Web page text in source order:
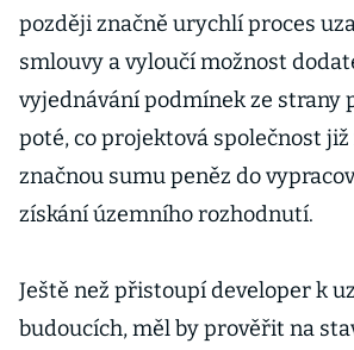
později značně urychlí proces
smlouvy a vyloučí možnost
vyjednávání podmínek ze strany
poté, co projektová společnost
značnou sumu peněz do
získání územního rozhodnutí.
Ještě než přistoupí developer k
budoucích, měl by prověřit na